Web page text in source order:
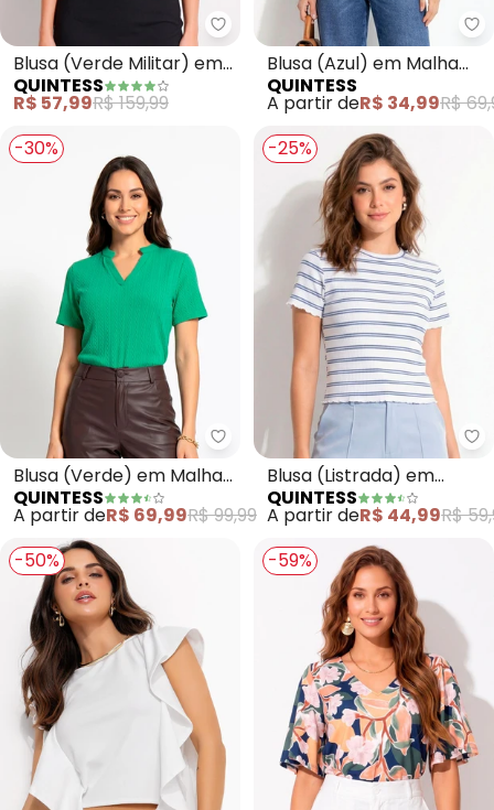
Quintess - Blusa (Verde
Blusa (Verde Militar) em
Crepe Plano
QUINTESS
R$ 57,99R$ 159,99
Blusa (Azul) em Malha
Fria
QUINTESS
A partir deR$ 34,99R$
-30%
Quintess - Blusa (Verde) em
Blusa (Verde) em Malha
Tricô Texturizada
QUINTESS
A partir deR$ 69,99R$ 99,99
-25%
Blusa (Listrada) em
Malha Canelada
QUINTESS
A partir deR$ 44,99R$
-50%
-59%